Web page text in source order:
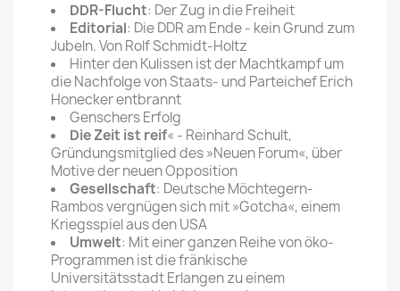
DDR-Flucht: Der Zug in die Freiheit
Editorial: Die DDR am Ende - kein Grund zum
Jubeln. Von Rolf Schmidt-Holtz
Hinter den Kulissen ist der Machtkampf um
die Nachfolge von Staats- und Parteichef Erich
Honecker entbrannt
Genschers Erfolg
Die Zeit ist reif« - Reinhard Schult,
Gründungsmitglied des »Neuen Forum«, über
Motive der neuen Opposition
Gesellschaft: Deutsche Möchtegern-
Rambos vergnügen sich mit »Gotcha«, einem
Kriegsspiel aus den USA
Umwelt: Mit einer ganzen Reihe von öko-
Programmen ist die fränkische
Universitätsstadt Erlangen zu einem